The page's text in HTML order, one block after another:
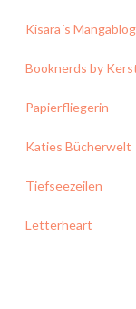
Kisara´s Mangablog
Booknerds by
Papierfliegerin
Katies Bücherwelt
Tiefseezeilen
Letterheart